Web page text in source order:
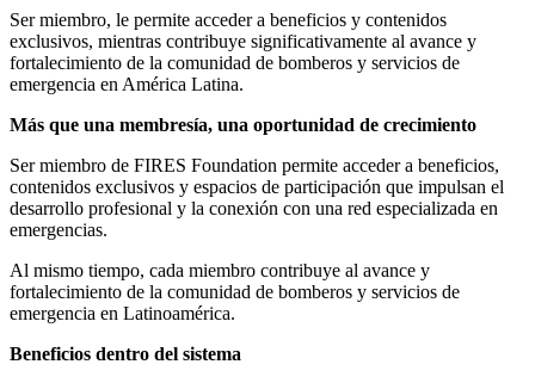
Ser miembro, le permite acceder a beneficios y contenidos
exclusivos, mientras contribuye significativamente al avance y
fortalecimiento de la comunidad de bomberos y servicios de
emergencia en América Latina.
Más que una membresía, una oportunidad de crecimiento
Ser miembro de FIRES Foundation permite acceder a beneficios,
contenidos exclusivos y espacios de participación que impulsan el
desarrollo profesional y la conexión con una red especializada en
emergencias.
Al mismo tiempo, cada miembro contribuye al avance y
fortalecimiento de la comunidad de bomberos y servicios de
emergencia en Latinoamérica.
Beneficios dentro del sistema